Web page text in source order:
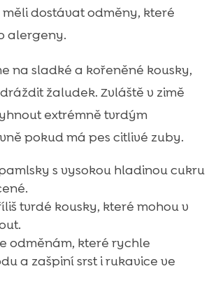
dostávat odměny, které
alergeny.
na sladké a kořeněné kousky,
žaludek. Zvláště v zimě
extrémně tvrdým
pokud má pes citlivé zuby.
s vysokou hladinou cukru
tvrdé kousky, které mohou v
odměnám, které rychle
a zašpiní srst i rukavice ve